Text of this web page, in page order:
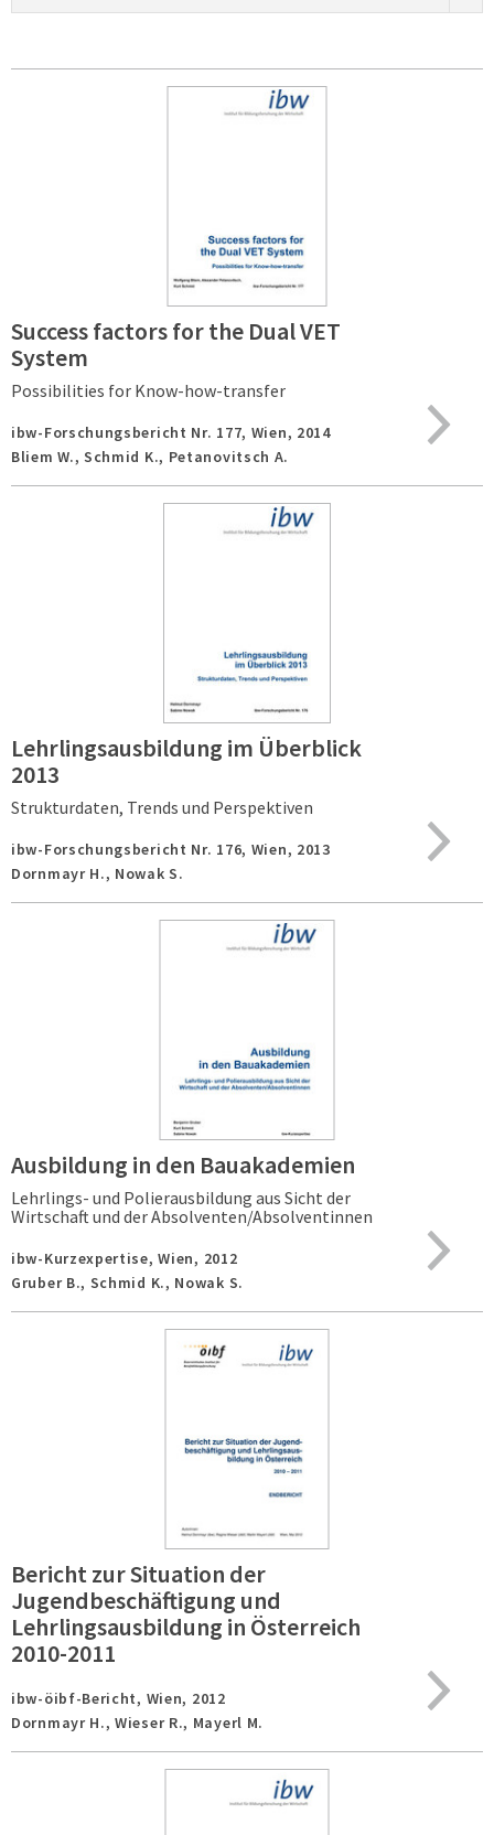
Success factors for the Dual VET
System
Possibilities for Know-how-transfer
ibw-Forschungsbericht Nr. 177, Wien, 2014
Bliem W., Schmid K., Petanovitsch A.
Lehrlingsausbildung im Überblick
2013
Strukturdaten, Trends und Perspektiven
ibw-Forschungsbericht Nr. 176, Wien, 2013
Dornmayr H., Nowak S.
Ausbildung in den Bauakademien
Lehrlings- und Polierausbildung aus Sicht der
Wirtschaft und der Absolventen/Absolventinnen
ibw-Kurzexpertise,Wien, 2012
Gruber B., Schmid K., Nowak S.
Bericht zur Situation der
Jugendbeschäftigung und
Lehrlingsausbildung in Österreich
2010-2011
ibw-öibf-Bericht, Wien, 2012
Dornmayr H., Wieser R., Mayerl M.